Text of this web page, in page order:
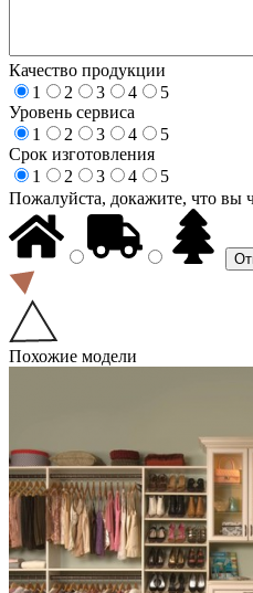
Качество продукции
1
2 3 4
5
Уровень сервиса
1
2 3 4
5
Срок изготовления
1
2 3 4
5
Пожалуйста, докажите, что вы
Похожие модели